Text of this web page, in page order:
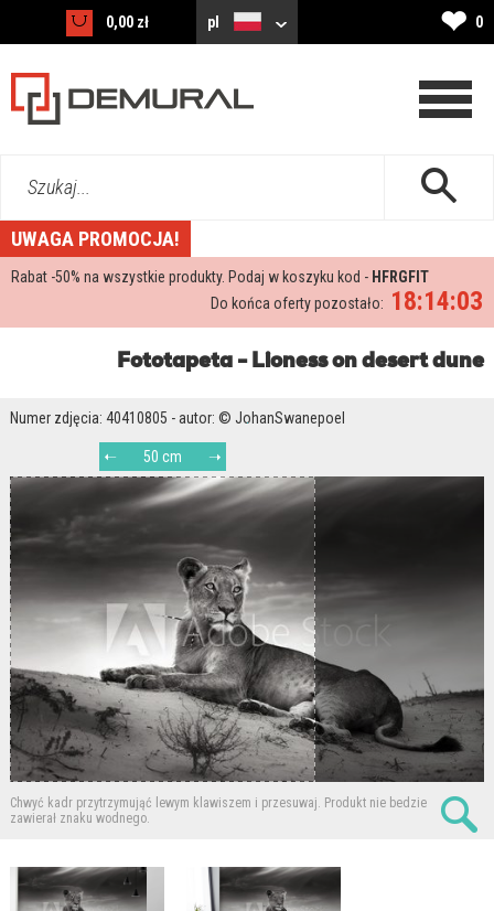
0,00 zł pl ❤ 0
Szukaj...
UWAGA PROMOCJA!
Rabat -50% na wszystkie produkty. Podaj w koszyku kod - HFRGFIT
18:14:02
Do końca oferty pozostało:
Fototapeta - Lioness on desert dune
Numer zdjęcia: 40410805 - autor: © JohanSwanepoel
50 cm
Chwyć kadr przytrzymująć lewym klawiszem i przesuwaj. Produkt nie bedzie
zawierał znaku wodnego.